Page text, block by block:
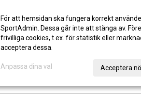
För att hemsidan ska fungera korrekt
SportAdmin. Dessa går inte att stänga av.
frivilliga cookies, t.ex. för statistik eller
acceptera dessa.
Anpassa dina val Acceptera